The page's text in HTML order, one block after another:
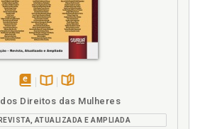
eBookB.V.
Direitos das Mulheres
ATUALIZADA E AMPLIADA